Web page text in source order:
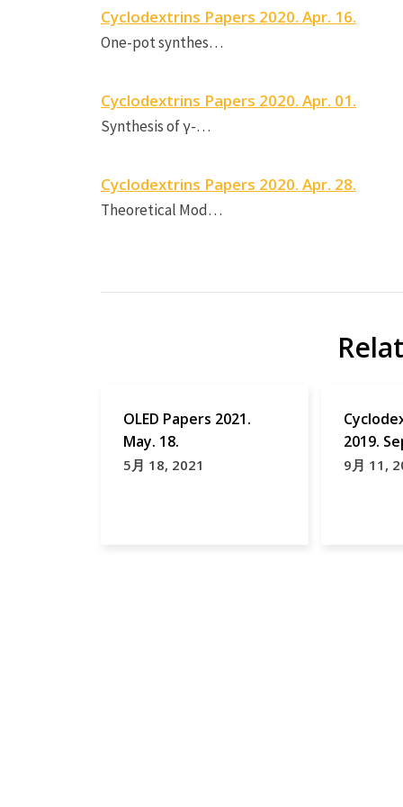
Cyclodextrins Papers 2020. Apr. 16.
One-pot synthes…
Cyclodextrins Papers 2020. Apr. 01.
Synthesis of γ-…
Cyclodextrins Papers 2020. Apr. 28.
Theoretical Mod…
OLED Papers 2021.
May. 18.
5月 18, 2021
2019.
9月 11,